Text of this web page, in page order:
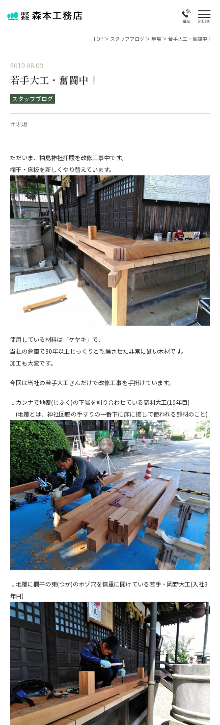
電話 MENU
TOP> スタッフブログ> 現場> 若手大工・奮闘中
2019.08.03
若手大工・奮闘中
スタッフブログ
＃現場
ただいま、柏島神社拝殿を改修工事中です。
欄干・床板を新しくやり替えています。
使用している材料は「ケヤキ」で、
当社の倉庫で30年以上じっくりと乾燥させた非常に硬い木材です。
加工も大変です。
今回は当社の若手大工さんだけで改修工事を手掛けています。
↓カンナで地覆(じふく)の下端を削り合わせている高羽大工(10年目)
(地覆とは、神社回廊の手すりの一番下に床に接して使われる部材のこと)
↓地覆に欄干の束(つか)のホゾ穴を慎重に開けている若手・岡野大工(入社3
年目)